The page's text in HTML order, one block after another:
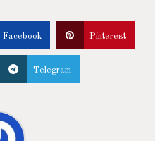
Facebook Pinterest
Telegram